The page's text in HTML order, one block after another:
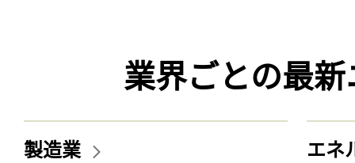
業界ごとの最
製造業 エネ